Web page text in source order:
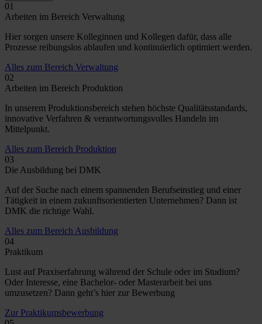
01
Arbeiten im Bereich Verwaltung
Hier sorgen unsere Kolleginnen und Kollegen dafür, dass alle
Prozesse reibungslos ablaufen und kontinuierlich optimiert werden.
Alles zum Bereich Verwaltung
02
Arbeiten im Bereich Produktion
In unserem Produktionsbereich stehen höchste Qualitätsstandards,
innovative Verfahren & verantwortungsvolles Handeln im
Mittelpunkt.
Alles zum Bereich Produktion
03
Die Ausbildung bei DMK
Auf der Suche nach einem spannenden Berufseinstieg und einer
Tätigkeit in einem zukunftsorientierten Unternehmen? Dann ist
DMK die richtige Wahl.
Alles zum Bereich Ausbildung
04
Praktikum
Lust auf Praxiserfahrung während der Schule oder im Studium?
Oder Interesse, eine Bachelor- oder Masterarbeit bei uns
umzusetzen? Dann geht’s hier zur Bewerbung
Zur Praktikumsbewerbung